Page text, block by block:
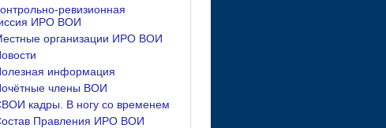
ревизионная
ИРО ВОИ
организации ИРО ВОИ
информация
члены ВОИ
кадры. В ногу со временем
Правления ИРО ВОИ